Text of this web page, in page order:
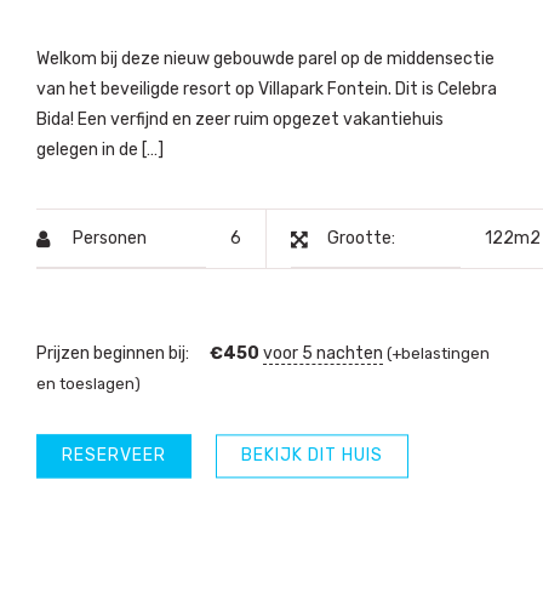
Welkom bij deze nieuw gebouwde parel op de middensectie
van het beveiligde resort op Villapark Fontein. Dit is Celebra
Bida! Een verfijnd en zeer ruim opgezet vakantiehuis
gelegen in de […]
Personen 6 Grootte: 122m2
Prijzen beginnen bij: €450 voor 5 nachten (+belastingen
en toeslagen)
BEKIJK DIT HUIS
RESERVEER